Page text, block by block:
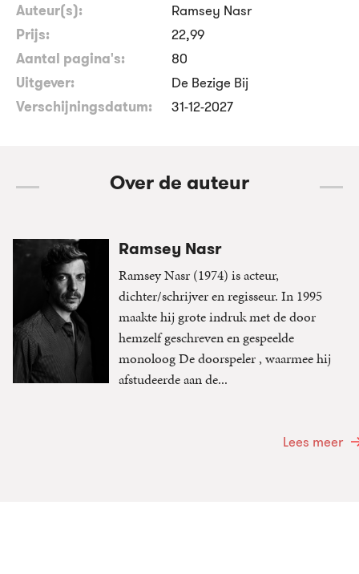
Auteur(s):
Ramsey Nasr
Prijs:
22,99
Aantal pagina's:
80
Uitgever:
De Bezige Bij
Verschijningsdatum:
31-12-2027
Over de auteur
Ramsey Nasr
Ramsey Nasr (1974) is acteur,
dichter/schrijver en regisseur. In 1995
maakte hij grote indruk met de door
hemzelf geschreven en gespeelde
monoloog De doorspeler , waarmee hij
afstudeerde aan de...
Lees meer